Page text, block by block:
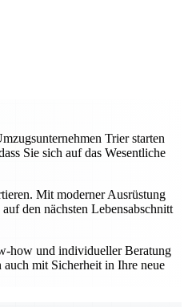
Trier starten
Sie sich auf das Wesentliche
Mit moderner Ausrüstung
den nächsten Lebensabschnitt
how und individueller Beratung
auch mit Sicherheit in Ihre neue